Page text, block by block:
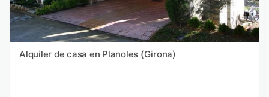
Alquiler de casa en Planoles (Girona)